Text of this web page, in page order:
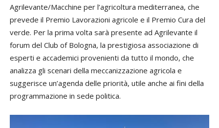
Agrilevante/Macchine per l’agricoltura mediterranea, che
prevede il Premio Lavorazioni agricole e il Premio Cura del
verde. Per la prima volta sarà presente ad Agrilevante il
forum del Club of Bologna, la prestigiosa associazione di
esperti e accademici provenienti da tutto il mondo, che
analizza gli scenari della meccanizzazione agricola e
suggerisce un’agenda delle priorità, utile anche ai fini della
programmazione in sede politica.